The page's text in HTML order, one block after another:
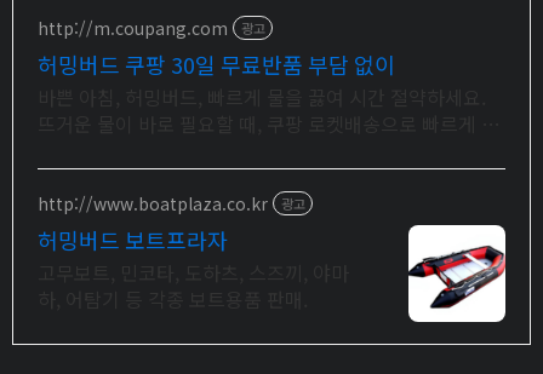
http://m.coupang.com 광고
허밍버드 쿠팡 30일 무료반품 부담 없이
http://www.boatplaza.co.kr 광고
허밍버드 보트프라자